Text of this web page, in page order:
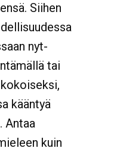
Siihen
nyt-
tai
kääntyä
Antaa
kuin